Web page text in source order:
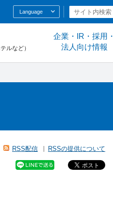
Language
ルなど）
企業・IR・採用・
法人向け情報
RSS配信 RSSの提供について